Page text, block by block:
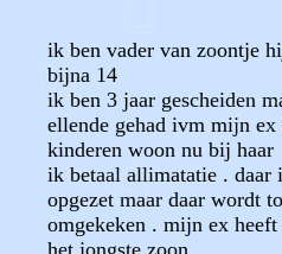
ik ben vader van zoontje
bijna 14
ik ben 3 jaar gescheiden
ellende gehad ivm mijn
kinderen woon nu bij haar
ik betaal allimatatie . daar
opgezet maar daar wordt
omgekeken . mijn ex
het jongste zoon